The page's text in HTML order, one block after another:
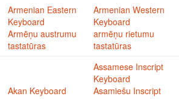
Armenian Eastern
Keyboard
Armēņu austrumu
tastatūras
Armenian Western
Keyboard
armēņu rietumu
tastatūras
Akan Keyboard
Assamese Inscript
Keyboard
Asamiešu Inscript